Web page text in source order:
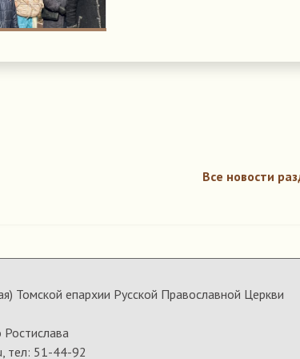
Все новости
Томской епархии Русской Православной Церкви
тел: 51-44-92